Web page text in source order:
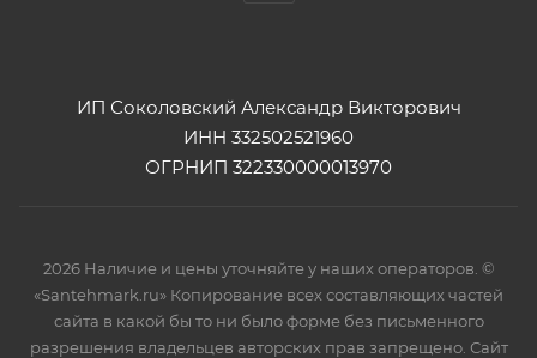
ИП Соколовский Александр Викторович
ИНН 332502521960
ОГРНИП 322330000013970
2026 Наличие и цены уточняйте у наших операторов. ©
«Santehmark.ru» Копирование всех составляющих частей
сайта в какой бы то ни было форме без письменного
разрешения владельцев авторских прав запрещено. Сайт